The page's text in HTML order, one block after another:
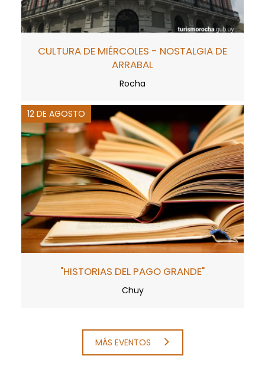
CULTURA DE MIÉRCOLES - NOSTALGIA DE
ARRABAL
Rocha
12 DE AGOSTO
"HISTORIAS DEL PAGO GRANDE"
Chuy
MÁS EVENTOS